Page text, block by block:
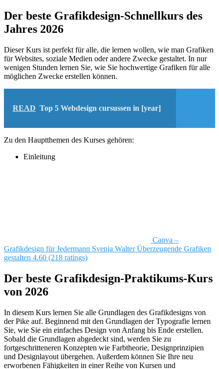
Der beste Grafikdesign-Schnellkurs des
Jahres 2026
Dieser Kurs ist perfekt für alle, die lernen wollen, wie man Grafiken
für Websites, soziale Medien oder andere Zwecke gestaltet. In nur
wenigen Stunden lernen Sie, wie Sie hochwertige Grafiken für alle
möglichen Zwecke erstellen können.
READ Top 5 Webdesign cursussen in [year]
Zu den Hauptthemen des Kurses gehören:
Einleitung
Canva –
Grafikdesign für Jedermann Svenja Walter Überzeugende Grafiken
gestalten 4.60 (218 ratings)
Der beste Grafikdesign-Praktikums-Kurs
von 2026
In diesem Kurs lernen Sie alle Grundlagen des Grafikdesigns von
der Pike auf. Beginnend mit den Grundlagen der Typografie lernen
Sie, wie Sie ein einfaches Design von Anfang bis Ende erstellen.
Sobald die Grundlagen abgedeckt sind, werden Sie zu
fortgeschritteneren Konzepten wie Farbtheorie, Designprinzipien
und Designlayout übergehen. Außerdem können Sie Ihre neu
erworbenen Fähigkeiten in einer Reihe von Kursen und